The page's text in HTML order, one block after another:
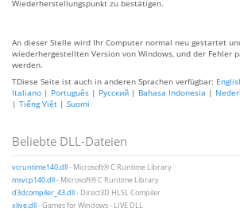
Wiederherstellungspunkt zu bestätigen.
An dieser Stelle wird Ihr Computer normal neu gestartet
wiederhergestellten Version von Windows, und der Fehler
werden.
TDiese Seite ist auch in anderen Sprachen verfügbar:
Italiano | Português | Русский | Bahasa Indonesia |
| Tiếng Việt | Suomi
Beliebte DLL-Dateien
vcruntime140.dll- Microsoft® C Runtime Library
msvcp140.dll- Microsoft® C Runtime Library
d3dcompiler_43.dll- Direct3D HLSL Compiler
xlive.dll- Games for Windows - LIVE DLL